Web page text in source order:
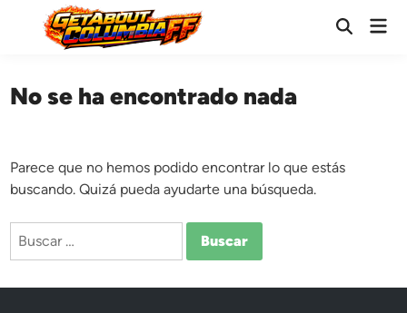
contenido
Abrir
No se ha encontrado nada
Parece que no hemos podido encontrar lo que estás
buscando. Quizá pueda ayudarte una búsqueda.
Buscar: